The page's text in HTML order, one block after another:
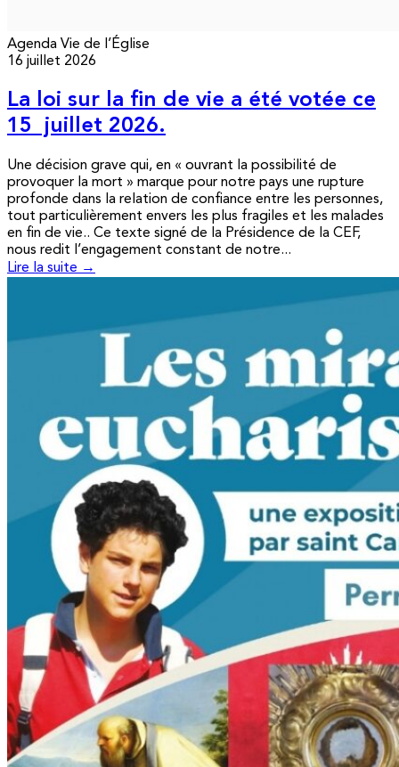
Agenda Vie de l’Église
16 juillet 2026
La loi sur la fin de vie a été votée ce
15 juillet 2026.
Une décision grave qui, en « ouvrant la possibilité de
provoquer la mort » marque pour notre pays une rupture
profonde dans la relation de confiance entre les personnes,
tout particulièrement envers les plus fragiles et les malades
en fin de vie.. Ce texte signé de la Présidence de la CEF,
nous redit l’engagement constant de notre...
Lire la suite →